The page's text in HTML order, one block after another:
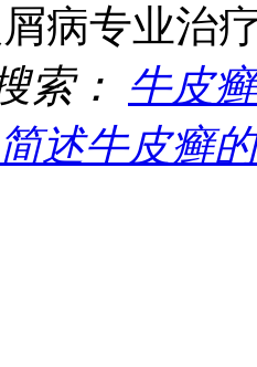
病专业治
索： 牛皮
简述牛皮癣